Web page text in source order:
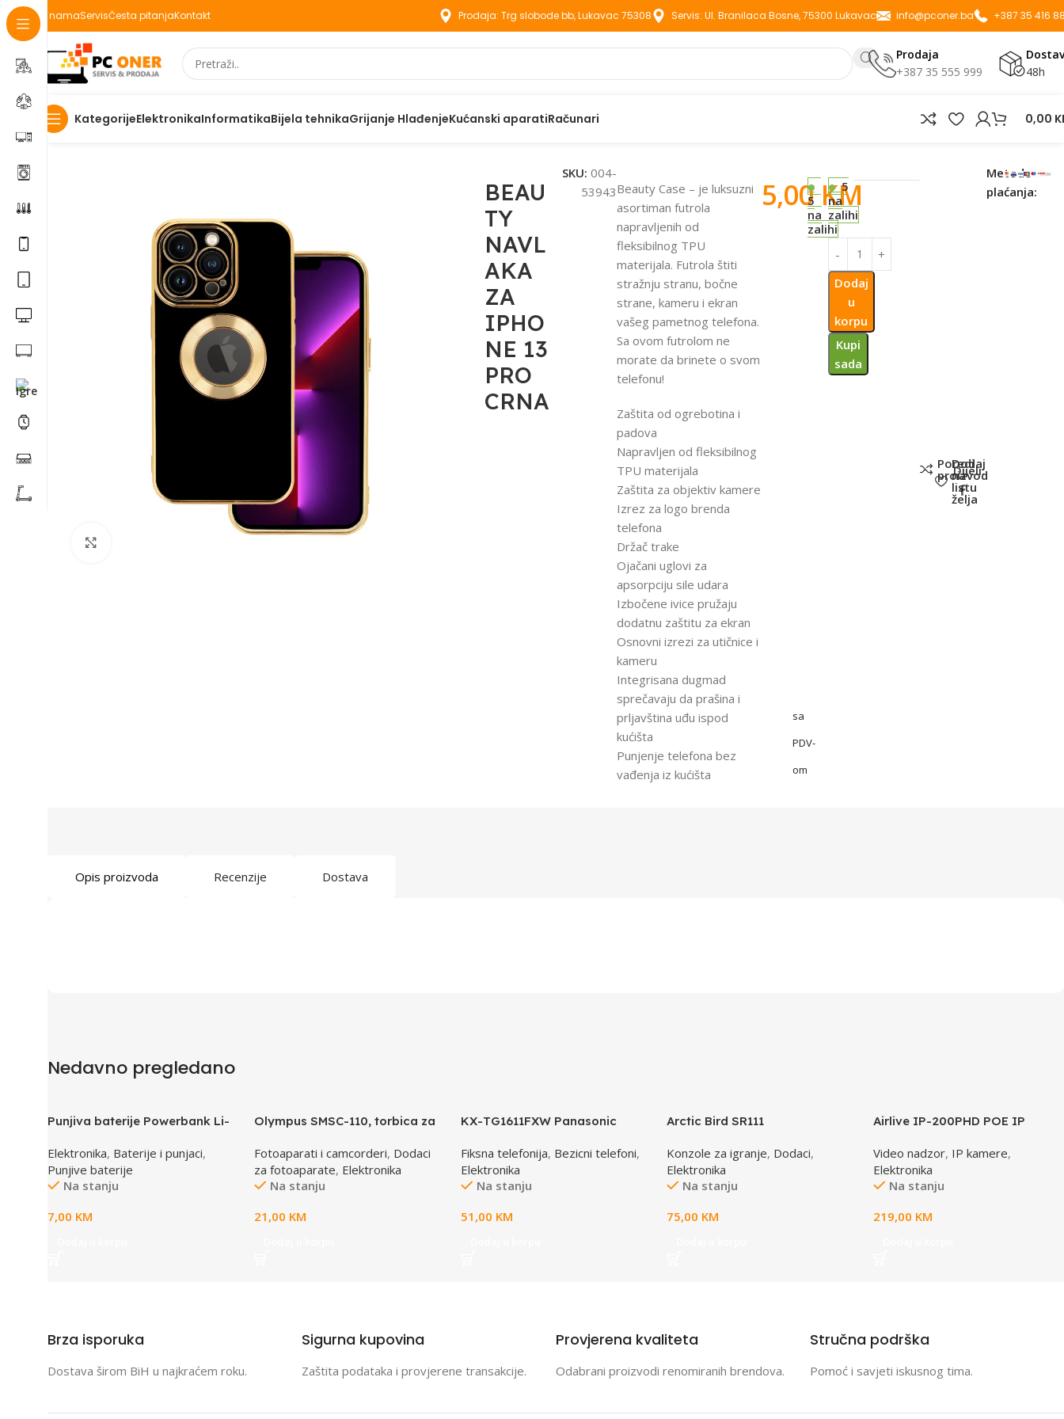
O namaServisČesta pitanjaKontakt Prodaja: Trg slobode bb, Lukavac 75308 Servis: Ul. Branilaca Bosne, 75300 Lukavac info@pconer.ba +387 35 416
Prodaja
+387 35 555 999
48h
KategorijeElektronikaInformatikaBijela tehnikaGrijanje HlađenjeKućanski aparatiRačunari 0,00
Početna
BEAU
TY
NAVL
AKA
ZA
IPHO
NE 13
PRO
CRNA
SKU:004-
53943Beauty Case – je luksuzni
asortiman futrola
napravljenih od
fleksibilnog TPU
materijala. Futrola štiti
stražnju stranu, bočne
strane, kameru i ekran
vašeg pametnog telefona.
Sa ovom futrolom ne
morate da brinete o svom
telefonu!
Zaštita od ogrebotina i
padova
Napravljen od fleksibilnog
TPU materijala
Zaštita za objektiv kamere
Izrez za logo brenda
telefona
Držač trake
Ojačani uglovi za
apsorpciju sile udara
Izbočene ivice pružaju
dodatnu zaštitu za ekran
Osnovni izrezi za utičnice i
kameru
Integrisana dugmad
sprečavaju da prašina i
prljavština uđu ispod
kućišta
Punjenje telefona bez
vađenja iz kućišta
5,00KM
sa
PDV-
om
5
na
zalihi
5
na
zalihi
Dodaj
u
korpu
Kupi
sada
Poredi
proizvod
Dodaj
na
listu
želja
Dijeli:
Metode
plaćanja:
Opis proizvoda Recenzije Dostava
Nedavno pregledano
Punjiva baterije Powerbank Li-
MANHATTAN
Elektronika, Baterije i punjaci,
Punjive baterije
Na stanju
7,00 KM
Olympus SMSC-110, torbica za
E0412112
Fotoaparati i camcorderi, Dodaci
za fotoaparate, Elektronika
Na stanju
21,00 KM
KX-TG1611FXW Panasonic
Fiksna telefonija, Bezicni telefoni,
Elektronika
Na stanju
51,00 KM
Arctic Bird SR111
Konzole za igranje, Dodaci,
Elektronika
Na stanju
75,00 KM
Airlive IP-200PHD POE IP
Video nadzor, IP kamere,
Elektronika
Na stanju
219,00 KM
Brza isporuka
Dostava širom BiH u najkraćem roku.
Sigurna kupovina
Zaštita podataka i provjerene transakcije.
Provjerena kvaliteta
Odabrani proizvodi renomiranih brendova.
Stručna podrška
Pomoć i savjeti iskusnog tima.